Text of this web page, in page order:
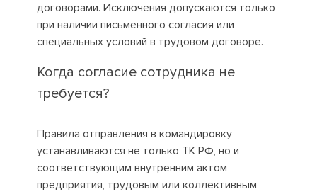
договорами. Исключения допускаются только
при наличии письменного согласия или
специальных условий в трудовом договоре.
Когда согласие сотрудника не
требуется?
Правила отправления в командировку
устанавливаются не только ТК РФ, но и
соответствующим внутренним актом
предприятия, трудовым или коллективным